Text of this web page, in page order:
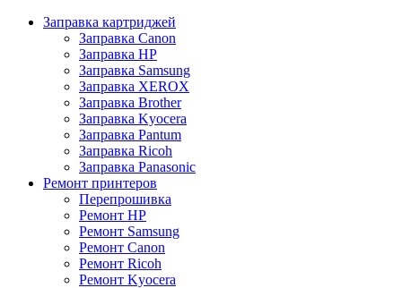
Заправка картриджей
Заправка Canon
Заправка HP
Заправка Samsung
Заправка XEROX
Заправка Brother
Заправка Kyocera
Заправка Pantum
Заправка Ricoh
Заправка Panasonic
Ремонт принтеров
Перепрошивка
Ремонт HP
Ремонт Samsung
Ремонт Canon
Ремонт Ricoh
Ремонт Kyocera